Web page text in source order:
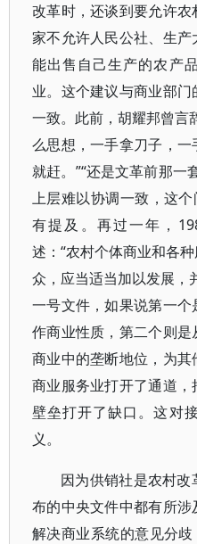
改革时，还谈到要允许
家不允许人民公社、生
能出售自己生产的农产
业。这个建议与商业部
一致。此前，胡耀邦曾言
么思想，一手拿刀子，
就赶。”“还是文革前那一
上层难以协调一致，这
有提及。再过一年，
述：“农村个体商业和各
众，应当适当加以发展，
一号文件，如果说第一
作商业性质，第二个则
商业中的垄断地位，为
商业服务业打开了通道
壁垒打开了缺口。这对
义。
因为供销社是农村
布的中央文件中都有所
解决商业系统的意见分